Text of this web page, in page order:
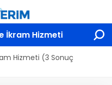
İkram Hizmeti
Hizmeti (3 Sonuç